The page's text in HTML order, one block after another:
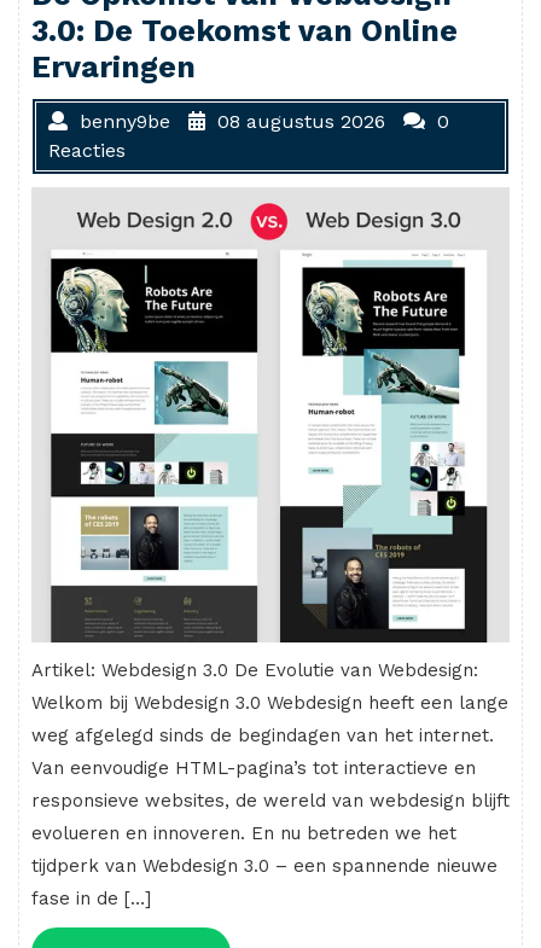
3.0: De Toekomst van Online
Ervaringen
benny9be 08 augustus 2026
0
Reacties
Artikel: Webdesign 3.0 De Evolutie van Webdesign:
Welkom bij Webdesign 3.0 Webdesign heeft een lange
weg afgelegd sinds de begindagen van het internet.
Van eenvoudige HTML-pagina’s tot interactieve en
responsieve websites, de wereld van webdesign blijft
evolueren en innoveren. En nu betreden we het
tijdperk van Webdesign 3.0 – een spannende nieuwe
fase in de […]